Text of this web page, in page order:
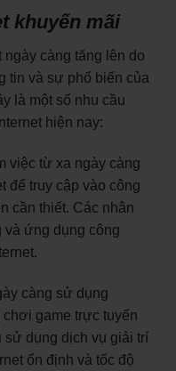
khuyến mãi
ngày càng tăng lên do
tin và sự phổ biến của
là một số nhu cầu
hiện nay:
việc từ xa ngày càng
để truy cập vào công
cần thiết. Các nhân
và ứng dụng công
càng sử dụng
chơi game trực tuyến
sử dụng dịch vụ giải trí
ổn định và tốc độ